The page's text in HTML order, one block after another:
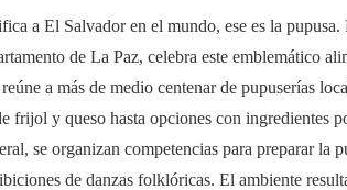
a El Salvador en el mundo, ese es la pupusa.
de La Paz, celebra este emblemático
a más de medio centenar de pupuserías
frijol y queso hasta opciones con ingredientes
se organizan competencias para preparar la
de danzas folklóricas. El ambiente